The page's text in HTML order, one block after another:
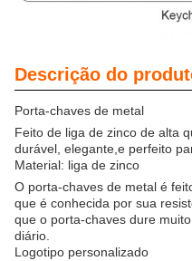
Descrição do
Porta-chaves de metal
Feito de liga de zinco de alta
durável, elegante,e perfeito
Material: liga de zinco
O porta-chaves de metal é
que é conhecida por sua
que o porta-chaves dure
diário.
Logotipo personalizado